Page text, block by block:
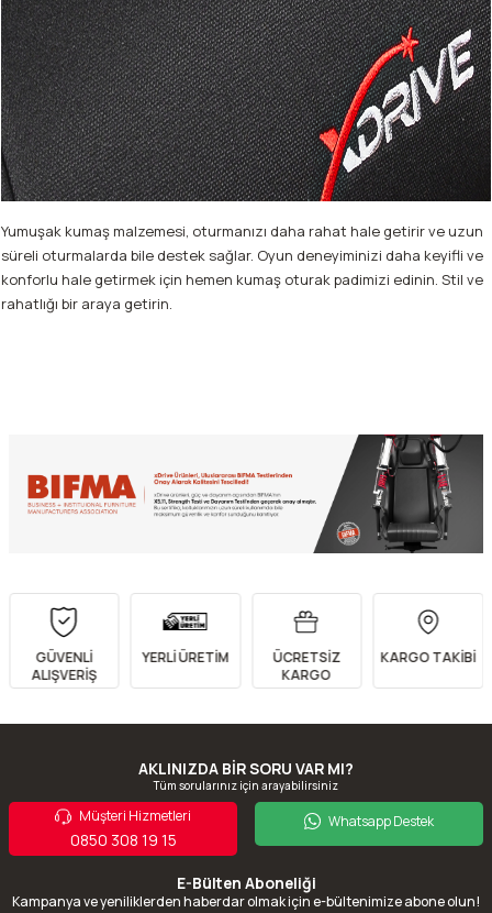
Yumuşak kumaş malzemesi, oturmanızı daha rahat hale getirir ve uzun
süreli oturmalarda bile destek sağlar. Oyun deneyiminizi daha keyifli ve
konforlu hale getirmek için hemen kumaş oturak padimizi edinin. Stil ve
rahatlığı bir araya getirin.
GÜVENLİ
ALIŞVERİŞ
YERLİ ÜRETİM
ÜCRETSİZ
KARGO
KARGO TAKİBİ
AKLINIZDA BİR SORU VAR MI?
Tüm sorularınız için arayabilirsiniz
Müşteri Hizmetleri
0850 308 19 15
Whatsapp Destek
E-Bülten Aboneliği
Kampanya ve yeniliklerden haberdar olmak için e-bültenimize abone olun!